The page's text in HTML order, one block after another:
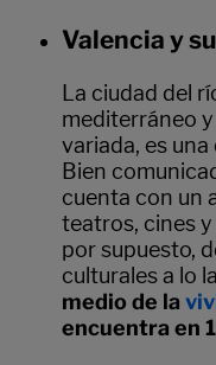
Valencia y
La ciudad del
mediterráneo
variada, es
Bien
cuenta con un
teatros, cines
por supuesto,
culturales a lo
medio de la
encuentra en